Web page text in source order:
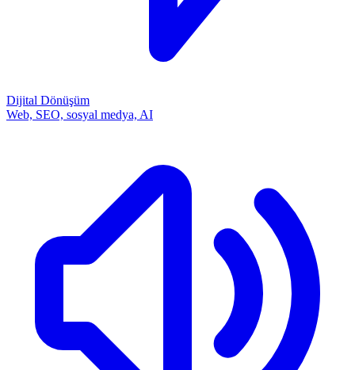
Dijital Dönüşüm
Web, SEO, sosyal medya, AI